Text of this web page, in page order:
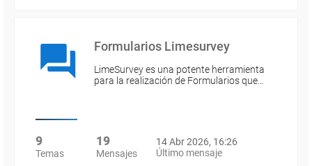
Formularios Limesurvey
LimeSurvey es una potente herramienta
para la realización de Formularios que…
9
Temas
19
Mensajes
14 Abr 2026, 16:26
Último mensaje